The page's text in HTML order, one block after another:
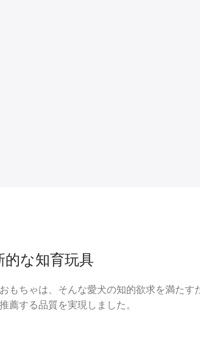
な知育玩具
ちゃは、そんな愛犬の知的欲求を満たす
する品質を実現しました。